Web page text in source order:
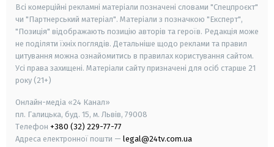
Всі комерційні рекламні матеріали позначені словами "Спецпроєкт"
чи "Партнерський матеріал". Матеріали з позначкою "Експерт",
"Позиція" відображають позицію авторів та героїв. Редакція може
не поділяти їхніх поглядів. Детальніше щодо реклами та правил
цитування можна ознайомитись в правилах користування сайтом.
Усі права захищені. Матеріали сайту призначені для осіб старше 21
року (21+)
Онлайн-медіа «24 Канал»
пл. Галицька, буд. 15, м. Львів, 79008
Телефон +380 (32) 229-77-77
Адреса електронної пошти — legal@24tv.com.ua